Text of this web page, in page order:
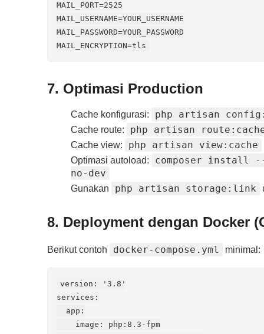
MAIL_PORT=2525
MAIL_USERNAME=YOUR_USERNAME
MAIL_PASSWORD=YOUR_PASSWORD
7. Optimasi Production
Cache konfigurasi: php artisan
Cache route: php artisan
Cache view: php artisan view:cache
Optimasi autoload:
composer install
no-dev
Gunakan php artisan storage:link
8. Deployment dengan Docker
Berikut contoh docker-compose.yml minimal:
version: '3.8'
services:
  app:
    image: php:8.3-fpm